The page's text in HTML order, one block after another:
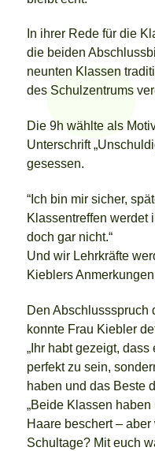
In ihrer Rede für die
die beiden
neunten Klassen
des Schulzentrums
Die 9h wählte als
Unterschrift
gesessen.
“Ich bin mir sicher,
Klassentreffen werdet
doch gar nicht.“
Und wir Lehrkräfte
Kieblers
Den Abschlussspruch
konnte Frau Kiebler
„Ihr habt gezeigt,
perfekt zu sein,
haben und das Beste
„Beide Klassen
Haare beschert –
Schultage? Mit euch